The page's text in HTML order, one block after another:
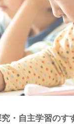
・自主学習のす